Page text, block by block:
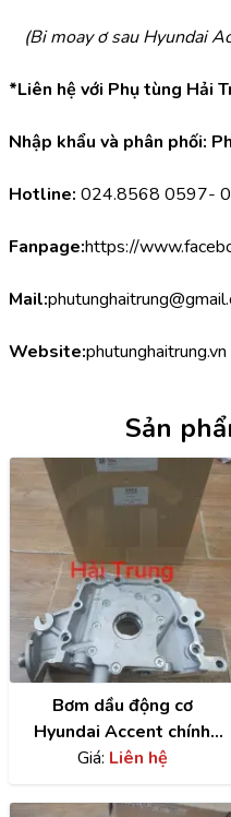
(Bi moay ơ sau Hyundai
*Liên hệ với Phụ tùng Hải
Nhập khẩu và phân phối:
Hotline: 024.8568 0597-
Fanpage:https://
Mail:
Website:phutunghaitrung.vn
Sản
Bơm dầu động cơ
Hyundai Accent chính
hãng | 2131026802
Giá: Liên hệ